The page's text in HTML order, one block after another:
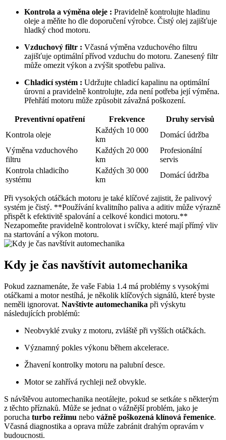
Kontrola a‍ výměna oleje : Pravidelně⁢ kontrolujte hladinu
oleje a měňte⁤ ho dle⁢ doporučení⁣ výrobce. Čistý olej⁤ zajišťuje
hladký ‌chod motoru.
Vzduchový filtr : Včasná výměna vzduchového filtru
⁣zajišťuje optimální přívod vzduchu do ‌motoru.⁣ Zanesený filtr
může omezit výkon a ‍zvýšit‌ spotřebu paliva.
Chladicí⁣ systém : Udržujte chladicí kapalinu na optimální‌
úrovni a pravidelně kontrolujte, zda ​není potřeba její ⁢výměna.‌
Přehřátí ‍motoru může způsobit závažná ​poškození.
Preventivní​ opatření Frekvence
Druhy servisů
Kontrola oleje
Každých⁢ 10 000
km
Domácí údržba
Výměna vzduchového
filtru
Každých 20 000
km
Profesionální
servis
Kontrola ⁣chladicího
systému
Každých 30 000
km
Domácí ⁢údržba
Při vysokých⁣ otáčkách ​motoru je také klíčové‌ zajistit, že palivový
‌systém je čistý. **Používání kvalitního paliva⁢ a aditiv‌ může výrazně
přispět k‍ efektivitě spalování a ‍celkové kondici motoru.**
Nezapomeňte​ pravidelně kontrolovat⁢ i svíčky, které mají přímý vliv
na startování a výkon motoru.
Kdy je čas⁤ navštívit automechanika
Pokud zaznamenáte, že vaše Fabia 1.4 má problémy s vysokými
otáčkami a motor nestíhá, je několik klíčových signálů, které ⁣byste
neměli ignorovat. Navštivte automechanika při výskytu
následujících problémů:
Neobvyklé zvuky z motoru, zvláště při vyšších otáčkách.
Významný pokles výkonu během akcelerace.
Žhavení⁤ kontrolky motoru na palubní desce.
Motor se zahřívá rychleji ⁣než obvykle.
S ​návštěvou ⁢automechanika⁣ neotálejte, pokud se ​setkáte ‍s některým
z ‌těchto příznaků. Může se jednat o vážnější problém, jako je
porucha turbo režimu nebo vážně ‌poškozená klínová řemenice.
Včasná diagnostika a oprava může zabránit drahým opravám v
budoucnosti.